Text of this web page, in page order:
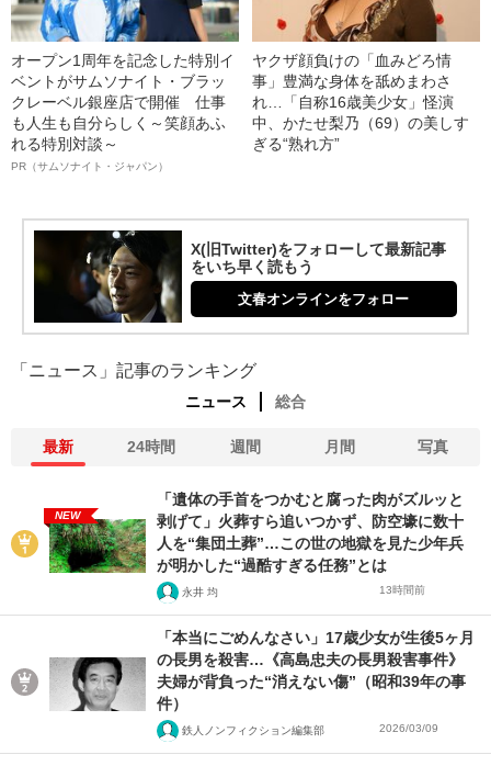
オープン1周年を記念した特別イ
ベントがサムソナイト・ブラッ
クレーベル銀座店で開催 仕事
も人生も自分らしく～笑顔あふ
れる特別対談～
PR（サムソナイト・ジャパン）
ヤクザ顔負けの「血みどろ情
事」豊満な身体を舐めまわさ
れ…「自称16歳美少女」怪演
中、かたせ梨乃（69）の美しす
ぎる“熟れ方”
X(旧Twitter)をフォローして最新記事
をいち早く読もう
文春オンラインをフォロー
「ニュース」記事のランキング
ニュース 総合
最新 24時間 週間 月間 写真
NEW
「遺体の手首をつかむと腐った肉がズルッと
剥げて」火葬すら追いつかず、防空壕に数十
人を“集団土葬”…この世の地獄を見た少年兵
が明かした“過酷すぎる任務”とは
永井 均 13時間前
「本当にごめんなさい」17歳少女が生後5ヶ月
の長男を殺害…《高島忠夫の長男殺害事件》
夫婦が背負った“消えない傷”（昭和39年の事
件）
鉄人ノンフィクション編集部 2026/03/09